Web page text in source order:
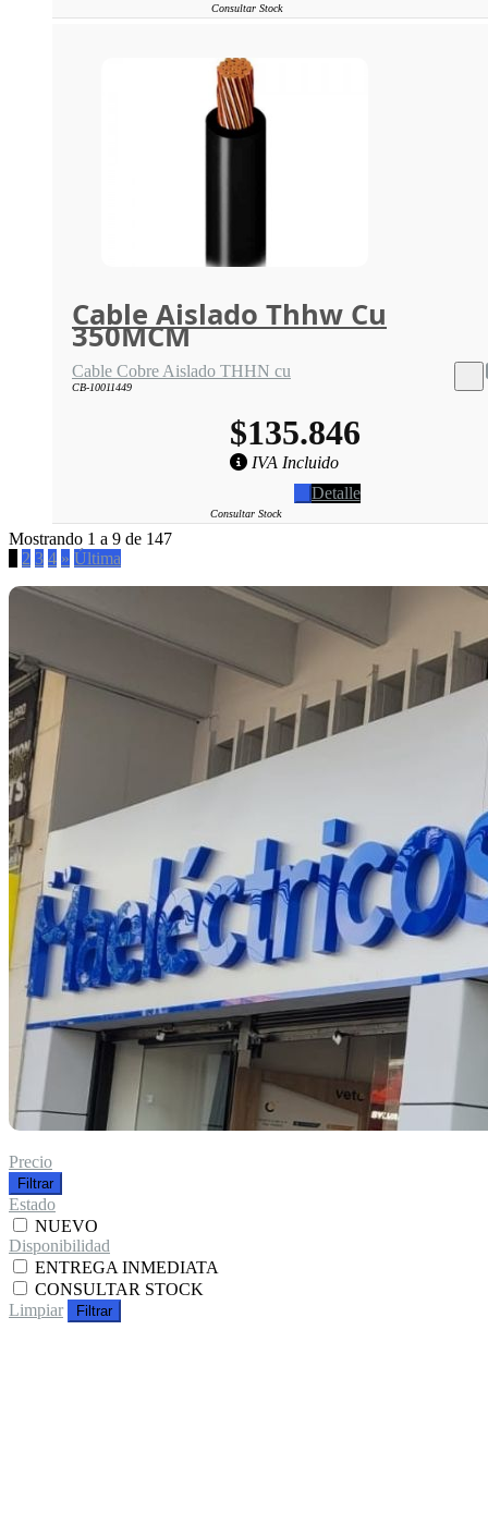
Consultar Stock
Cable Aislado Thhw Cu
350MCM
Cable Cobre Aislado THHN cu
CB-10011449
$135.846
IVA Incluido
Detalle
Consultar Stock
Mostrando 1 a 9 de 147
2 3 4 » Última
Precio
Filtrar
Estado
NUEVO
Disponibilidad
ENTREGA INMEDIATA
CONSULTAR STOCK
Limpiar
Filtrar